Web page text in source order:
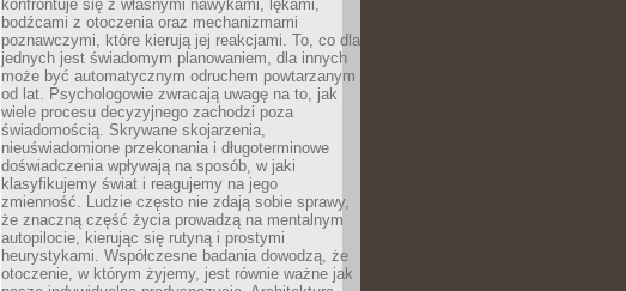
konfrontuje się z własnymi nawykami, lękami,
bodźcami z otoczenia oraz mechanizmami
poznawczymi, które kierują jej reakcjami. To, co dla
jednych jest świadomym planowaniem, dla innych
może być automatycznym odruchem powtarzanym
od lat. Psychologowie zwracają uwagę na to, jak
wiele procesu decyzyjnego zachodzi poza
świadomością. Skrywane skojarzenia,
nieuświadomione przekonania i długoterminowe
doświadczenia wpływają na sposób, w jaki
klasyfikujemy świat i reagujemy na jego
zmienność. Ludzie często nie zdają sobie sprawy,
że znaczną część życia prowadzą na mentalnym
autopilocie, kierując się rutyną i prostymi
heurystykami. Współczesne badania dowodzą, że
otoczenie, w którym żyjemy, jest równie ważne jak